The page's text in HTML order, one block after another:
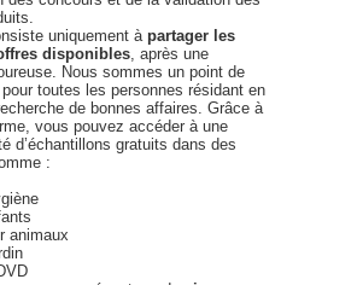
uniquement à partager les
disponibles , après une
Nous sommes un point de
toutes les personnes résidant en
de bonnes affaires. Grâce à
vous pouvez accéder à une
d’échantillons gratuits dans des
:
animaux